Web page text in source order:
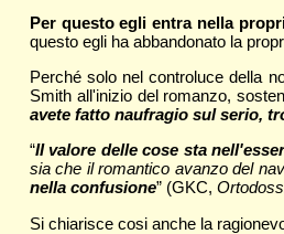
Per questo egli entra nella
questo egli ha abbandonato la
Perché solo nel controluce della
Smith all'inizio del romanzo,
avete fatto naufragio sul serio,
“II valore delle cose sta
sia che il romantico avanzo del
nella confusione” (GKC,
Si chiarisce cosi anche la